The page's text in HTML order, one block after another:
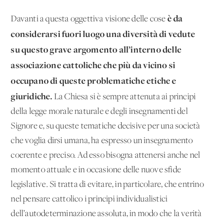
Davanti a questa oggettiva visione delle cose è da
considerarsi fuori luogo una diversità di vedute
su questo grave argomento all’interno delle
associazione cattoliche che più da vicino si
occupano di queste problematiche etiche e
giuridiche. La Chiesa si è sempre attenuta ai principi
della legge morale naturale e degli insegnamenti del
Signore e, su queste tematiche decisive per una società
che voglia dirsi umana, ha espresso un insegnamento
coerente e preciso. Ad esso bisogna attenersi anche nel
momento attuale e in occasione delle nuove sfide
legislative. Si tratta di evitare, in particolare, che entrino
nel pensare cattolico i principi individualistici
dell’autodeterminazione assoluta, in modo che la verità